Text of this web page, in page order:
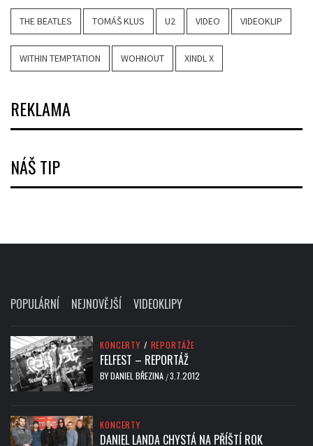
THE BEATLES TOMÁŠ KLUS U2 VIDEO VIDEOKLIP
WITHIN TEMPTATION WOHNOUT XINDL X
REKLAMA
NÁŠ TIP
POPULÁRNÍ NEJNOVĚJŠÍ VIDEOKLIPY
KONCERTY / REPORTÁŽE
FELFEST – REPORTÁŽ
BYDANIEL BŘEZINA /3.7.2012
KONCERTY
DANIEL LANDA CHYSTÁ NA PŘÍŠTÍ ROK